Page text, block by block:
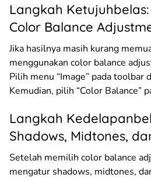
Langkah
Color Balance
Jika hasilnya masih kurang
menggunakan color balance
Pilih menu “Image” pada toolbar
Kemudian, pilih “Color Balance”
Langkah
Shadows, Midtones,
Setelah memilih color balance
mengatur shadows, midtones,